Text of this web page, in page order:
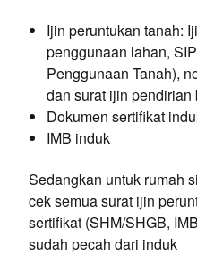
Ijin peruntukan tanah:
penggunaan lahan,
Penggunaan Tanah),
dan surat ijin pendirian
Dokumen sertifikat
IMB induk
Sedangkan untuk rumah
cek semua surat ijin
sertifikat (SHM/SHGB,
sudah pecah dari induk